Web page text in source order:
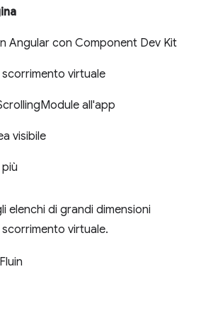
Angular con Component Dev Kit
virtuale
all'app
visibile
elenchi di grandi dimensioni
virtuale.